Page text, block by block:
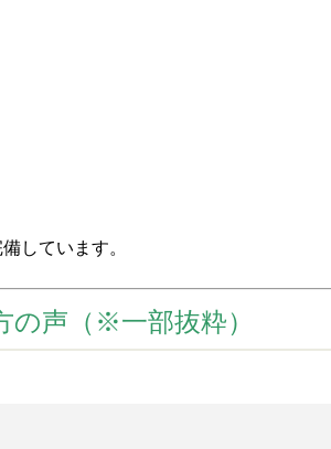
しています。
声（※一部抜粋）